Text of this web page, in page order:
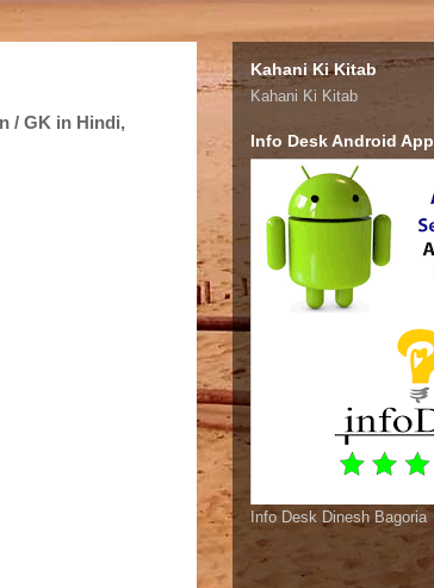
/ GK in Hindi,
Kahani Ki Kitab
Kahani Ki Kitab
Info Desk Android App
Info Desk Dinesh Bagoria